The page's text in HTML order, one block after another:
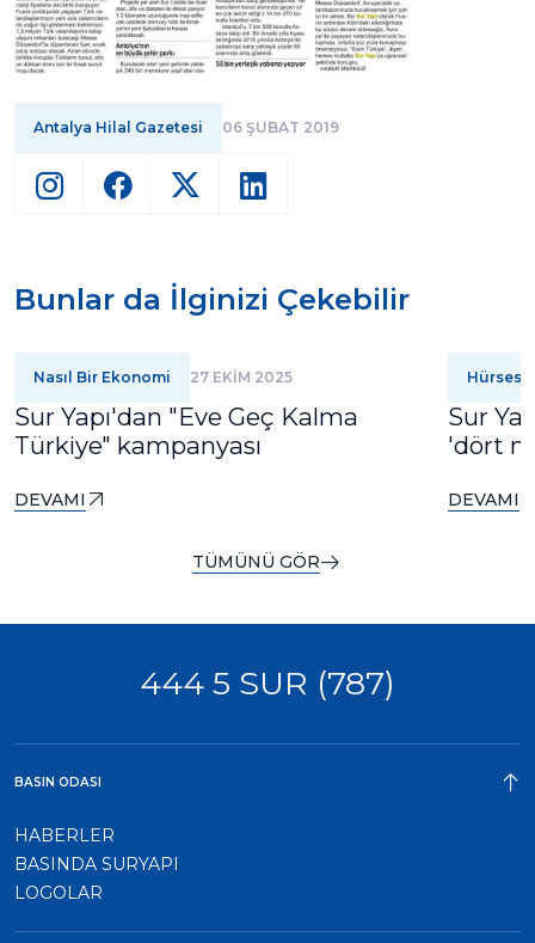
Antalya Hilal Gazetesi 06 ŞUBAT 2019
Bunlar da İlginizi Çekebilir
Nasıl Bir Ekonomi 27 EKİM 2025
Sur Yapı'dan "Eve Geç Kalma
Türkiye" kampanyası
DEVAMI
Hürses
Sur
'dört
DEVAMI
TÜMÜNÜ GÖR
444 5 SUR (787)
BASIN ODASI
HABERLER
BASINDA SURYAPI
LOGOLAR